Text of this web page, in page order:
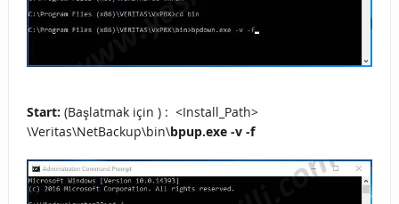
Start: (Başlatmak için ) : <Install_Path>
\Veritas\NetBackup\bin\bpup.exe -v -f